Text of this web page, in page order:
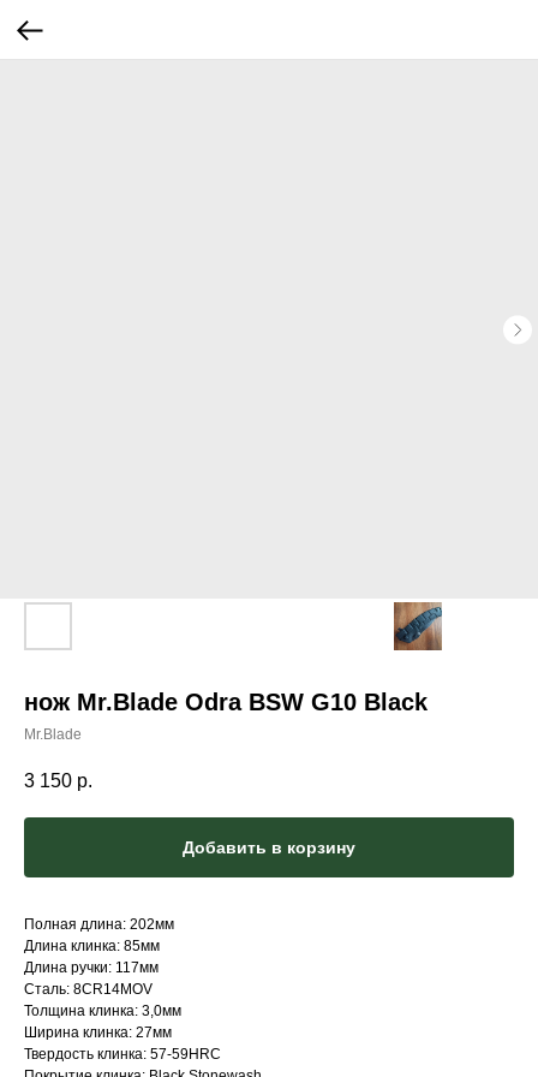
нож Mr.Blade Odra BSW G10 Black
Mr.Blade
3 150 р.
Добавить в корзину
Полная длина: 202мм
Длина клинка: 85мм
Длина ручки: 117мм
Сталь: 8CR14MOV
Толщина клинка: 3,0мм
Ширина клинка: 27мм
Твердость клинка: 57-59HRC